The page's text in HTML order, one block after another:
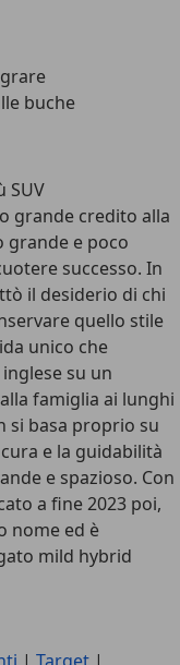
buche
SUV
grande credito alla
grande e poco
successo. In
il desiderio di chi
quello stile
unico che
su un
famiglia ai lunghi
si basa proprio su
e la guidabilità
e spazioso. Con
a fine 2023 poi,
nome ed è
mild hybrid